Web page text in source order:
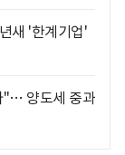
새 '한계기업'
"… 양도세 중과